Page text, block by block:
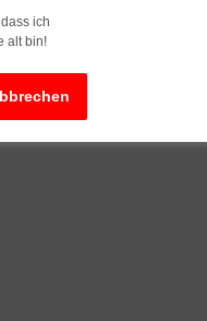
ich
alt bin!